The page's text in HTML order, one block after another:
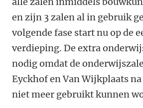
en zijn 3 zalen al in gebruik
volgende fase start nu op de
verdieping. De extra
nodig omdat de
Eyckhof en Van Wijkplaats
niet meer gebruikt kunnen